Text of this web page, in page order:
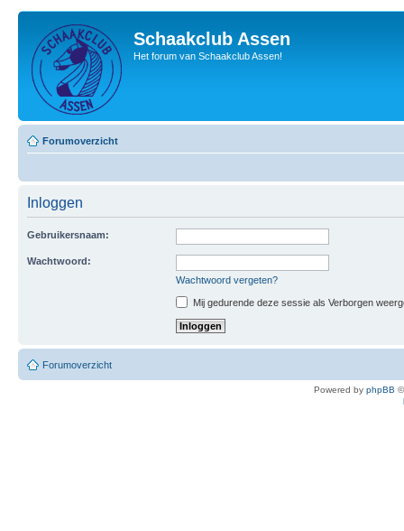
Schaakclub Assen
Het forum van Schaakclub Assen!
Forumoverzicht
Inloggen
Gebruikersnaam:
Wachtwoord:
Wachtwoord vergeten?
Mij gedurende deze sessie als Verborgen
Forumoverzicht
Powered by phpBB